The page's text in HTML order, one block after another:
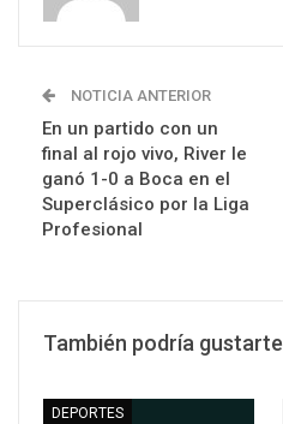
NOTICIA ANTERIOR
En un partido con un
final al rojo vivo, River le
ganó 1-0 a Boca en el
Superclásico por la Liga
Profesional
También podría gustarte
DEPORTES